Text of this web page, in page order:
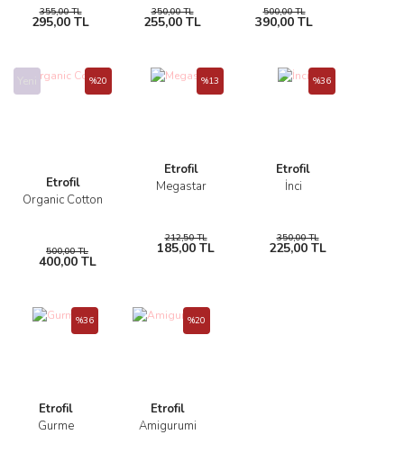
355,00 TL
295,00 TL
350,00 TL
255,00 TL
500,00 TL
390,00 TL
Etrofil
Organic Cotton
%20
500,00 TL
400,00 TL
Etrofil
Megastar
%13
212,50 TL
185,00 TL
Etrofil
İnci
%36
350,00 TL
225,00 TL
Etrofil
Gurme
%36
Etrofil
Amigurumi
%20